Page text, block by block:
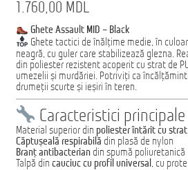
1.760,00 MDL
Ghete Assault MID – Black
Ghete tactici de înălțime medie, în
neagră, cu guler care stabilizează glezna.
din poliester rezistent acoperit cu strat de
umezelii și murdăriei. Potriviți ca
drumeții scurte și ieșiri în teren.
Caracteristici principale
Material superior din poliester întărit cu strat
Căptușeală respirabilă din plasă de nylon
Branț antibacteriandin spumă poliuretanică
Talpă din cauciuc cu profil universal , cu